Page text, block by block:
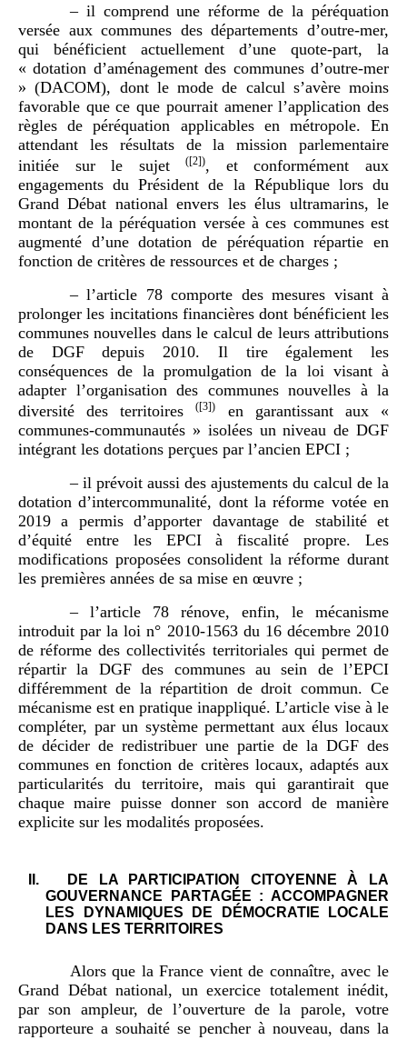
– il comprend une réforme de la péréquation
versée aux communes des départements d’outre-mer,
qui bénéficient actuellement d’une quote-part, la
« dotation d’aménagement des communes d’outre-mer
» (DACOM), dont le mode de calcul s’avère moins
favorable que ce que pourrait amener l’application des
règles de péréquation applicables en métropole. En
attendant les résultats de la mission parlementaire
initiée sur le sujet([2]), et conformément aux
engagements du Président de la République lors du
Grand Débat national envers les élus ultramarins, le
montant de la péréquation versée à ces communes est
augmenté d’une dotation de péréquation répartie en
fonction de critères de ressources et de charges ;
– l’article 78 comporte des mesures visant à
prolonger les incitations financières dont bénéficient les
communes nouvelles dans le calcul de leurs attributions
de DGF depuis 2010. Il tire également les
conséquences de la promulgation de la loi visant à
adapter l’organisation des communes nouvelles à la
diversité des territoires([3])
en garantissant aux «
communes-communautés » isolées un niveau de DGF
intégrant les dotations perçues par l’ancien EPCI ;
– il prévoit aussi des ajustements du calcul de la
dotation d’intercommunalité, dont la réforme votée en
2019 a permis d’apporter davantage de stabilité et
d’équité entre les EPCI à fiscalité propre. Les
modifications proposées consolident la réforme durant
les premières années de sa mise en œuvre ;
– l’article 78 rénove, enfin, le mécanisme
introduit par la loi n° 2010-1563 du 16 décembre 2010
de réforme des collectivités territoriales qui permet de
répartir la DGF des communes au sein de l’EPCI
différemment de la répartition de droit commun. Ce
mécanisme est en pratique inappliqué. L’article vise à le
compléter, par un système permettant aux élus locaux
de décider de redistribuer une partie de la DGF des
communes en fonction de critères locaux, adaptés aux
particularités du territoire, mais qui garantirait que
chaque maire puisse donner son accord de manière
explicite sur les modalités proposées.
II.
DE LA PARTICIPATION CITOYENNE À LA
GOUVERNANCE PARTAGÉE : ACCOMPAGNER
LES DYNAMIQUES DE DÉMOCRATIE LOCALE
DANS LES TERRITOIRES
Alors que la France vient de connaître, avec le
Grand Débat national, un exercice totalement inédit,
par son ampleur, de l’ouverture de la parole, votre
rapporteure a souhaité se pencher à nouveau, dans la